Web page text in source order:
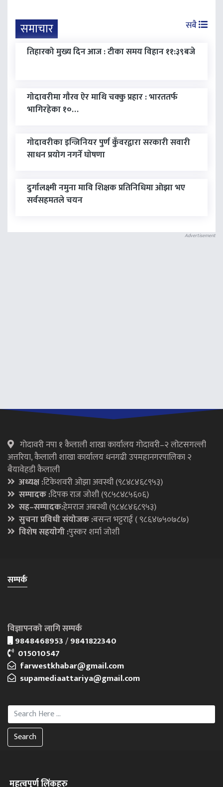
समाचार सबै
तिहारको मुख्य दिन आज : टीका समय विहान ११:३९बजे
गोदावरीमा गाैरव ऐर माथि चक्कु प्रहार : भारततर्फ
भागिरहेका १०…
गोदावरीका इन्जिनियर पुर्ण कुँवरद्वारा सरकारी सवारी
साधन प्रयोग नगर्ने घाेषणा
दुर्गालक्ष्मी नमुना मावि शिक्षक प्रतिनिधिमा ओझा भए
सर्वसहमतले चयन
Advertisement
गाेदावरी नपा १ कैलाली शाखा कार्यालय गोदावरी–२ लोटसगल्ली
अत्तरिया, कैलाली शाखा कार्यालय धनगढी उपमहानगरपालिका २
बैयावेहडी कैलाली
अध्यक्ष :टिकेशवरी ओझा अवस्थी (९८४८४६८९५३)
सम्पादक :दिपक राज जाेशी (९८५८४८५६०६)
सह–सम्पादक:हेमराज अबस्थी (९८४८४६८९५३)
सुचना प्रविधी संयोजक :बसन्त भट्टराई ( ९८६४७५०७८७)
विशेष सहयाेगी :पुस्कर शर्मा जाेशी
सम्पर्क
विज्ञापनको लागि सम्पर्क
9848468953/9841822340
015010547
farwestkhabar@gmail.com
supamediaattariya@gmail.com
Search